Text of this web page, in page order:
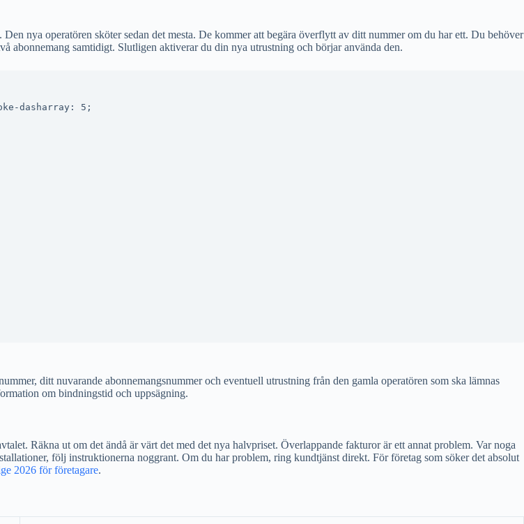
nya operatören sköter sedan det mesta. De kommer att begära överflytt av ditt nummer om du har ett. Du behöver
abonnemang samtidigt. Slutligen aktiverar du din nya utrustning och börjar använda den.
dasharray: 5;
ditt nuvarande abonnemangsnummer och eventuell utrustning från den gamla operatören som ska lämnas
om bindningstid och uppsägning.
Räkna ut om det ändå är värt det med det nya halvpriset. Överlappande fakturor är ett annat problem. Var noga
följ instruktionerna noggrant. Om du har problem, ring kundtjänst direkt. För företag som söker det absolut
2026 för företagare.